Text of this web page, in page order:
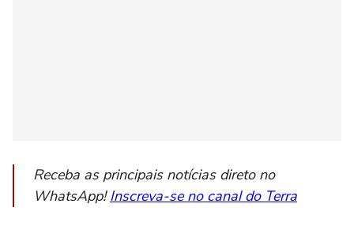
Receba as principais notícias direto no
WhatsApp!Inscreva-se no canal do Terra